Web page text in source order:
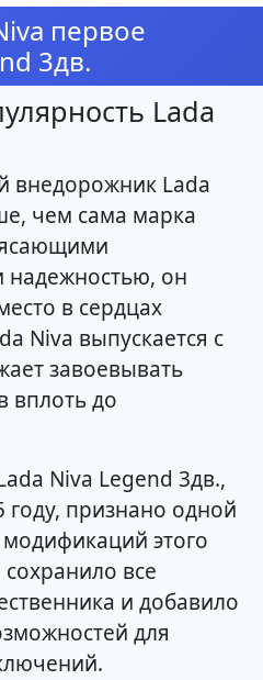
первое
3дв.
Lada
внедорожник Lada
чем сама марка
надежностью, он
в сердцах
Niva выпускается с
завоевывать
вплоть до
Niva Legend 3дв.,
признано одной
этого
все
и добавило
для